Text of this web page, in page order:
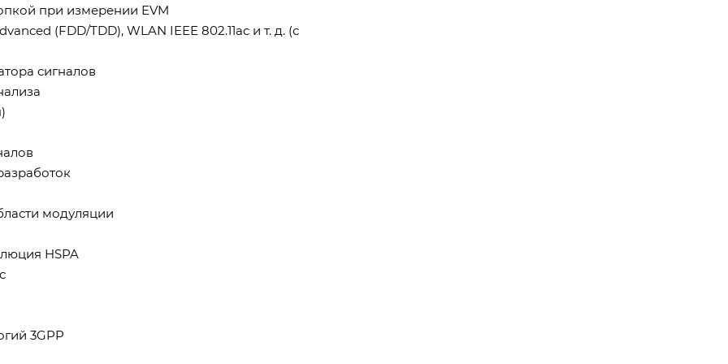
при измерении EVM
(FDD/TDD), WLAN IEEE 802.11ac и т. д. (с
сигналов
модуляции
HSPA
3GPP